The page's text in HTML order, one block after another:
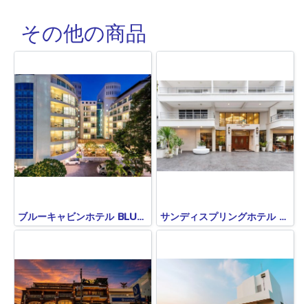
その他の商品
ブルーキャビンホテル BLUE CABIN HOTE(旧A-ONE NEW WING) サンディスプリングホテル SANDY SPRING HOTEL